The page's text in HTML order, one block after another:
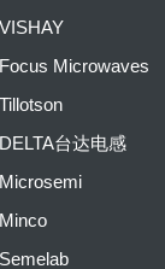
Microwaves
台达电感